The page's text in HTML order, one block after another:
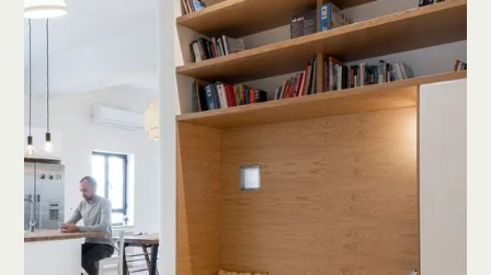
מדיה:
facebook
instagram